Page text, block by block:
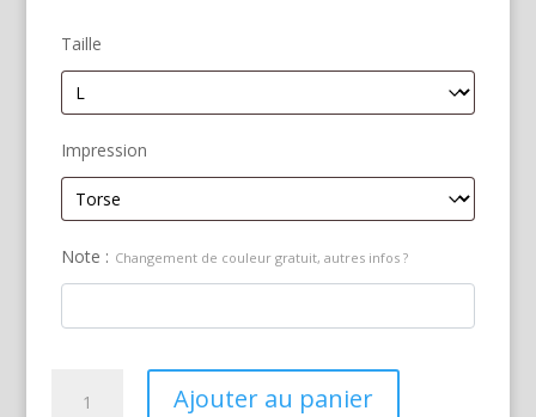
Taille
Impression
Note : Changement de couleur gratuit, autres infos ?
Ajouter au panier